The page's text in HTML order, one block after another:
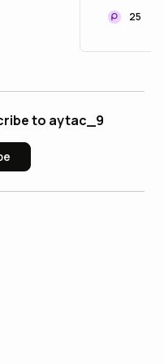
25
to aytac_9